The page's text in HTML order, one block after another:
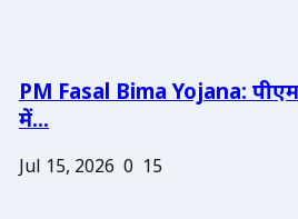
PM Fasal Bima Yojana:
में...
Jul 15, 2026 0 15